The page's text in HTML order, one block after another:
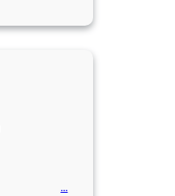
Presse
…